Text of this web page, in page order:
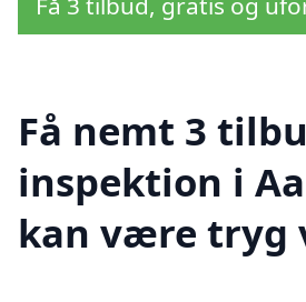
Få nemt 3
inspektion i
kan være tryg